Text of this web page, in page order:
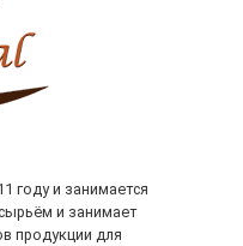
году и занимается
и занимает
продукции для